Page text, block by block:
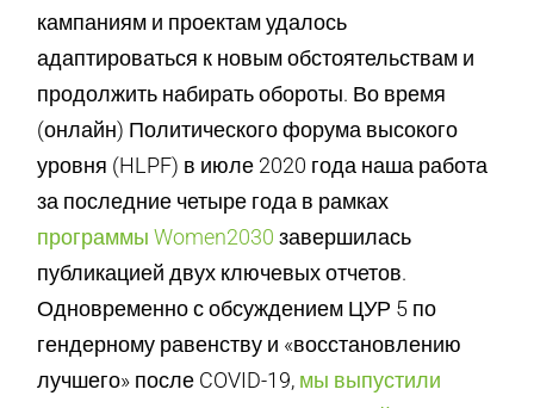
кампаниям и проектам удалось
адаптироваться к новым обстоятельствам и
продолжить набирать обороты. Во время
(онлайн) Политического форума высокого
уровня (HLPF) в июле 2020 года наша работа
за последние четыре года в рамках
программы Women2030 завершилась
публикацией двух ключевых отчетов.
Одновременно с обсуждением ЦУР 5 по
гендерному равенству и «восстановлению
лучшего» после COVID-19, мы выпустили